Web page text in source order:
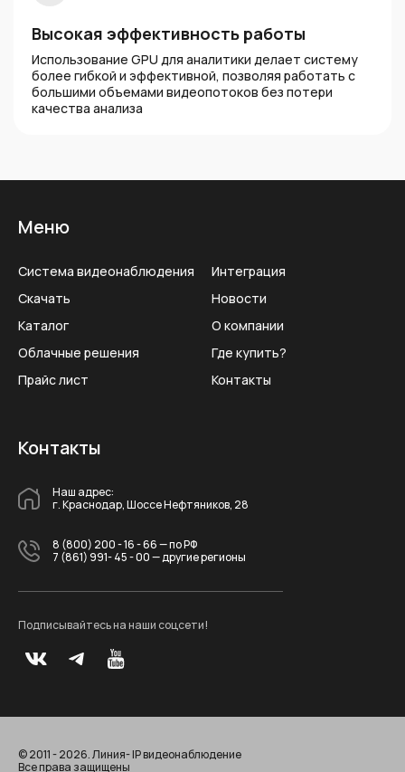
Высокая эффективность работы
Использование GPU для аналитики делает систему
более гибкой и эффективной, позволяя работать с
большими объемами видеопотоков без потери
качества анализа
Контакты
Наш адрес:
г. Краснодар, Шоссе Нефтяников, 28
8 (800) 200 - 16 - 66— по РФ
7 (861) 991- 45 - 00— другие регионы
Подписывайтесь на наши соцсети!
Меню
Система видеонаблюдения
Скачать
Каталог
Облачные решения
Прайс лист
Интеграция
Новости
О компании
Где купить?
Контакты
© 2011 - 2026. Линия- IP видеонаблюдение
Все права защищены